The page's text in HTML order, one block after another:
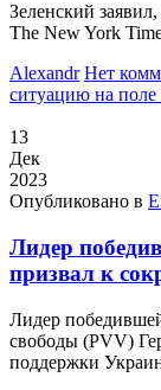
Зеленский
The New York
Alexandr Нет
ситуацию на
13
Дек
2023
Опубликовано в
Лидер
призвал к
Лидер
свободы (PVV)
поддержки